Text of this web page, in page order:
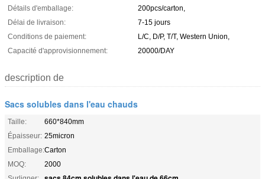
Détails d'emballage:
200pcs/carton,
Délai de livraison:
7-15 jours
Conditions de paiement:
L/C, D/P, T/T, Western Union,
Capacité d'approvisionnement:
20000/DAY
description de
Sacs solubles dans l'eau chauds
Taille:
660*840mm
Épaisseur: 25micron
Emballage:Carton
MOQ:
2000